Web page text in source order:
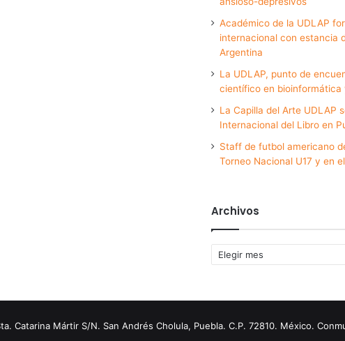
Académico de la UDLAP
internacional con estancia
Argentina
La UDLAP, punto de
científico en bioinformática
La Capilla del Arte UDLAP
Internacional del Libro en
Staff de futbol americano
Torneo Nacional U17 y en
Archivos
Archivos
Catarina Mártir S/N. San Andrés Cholula, Puebla. C.P. 72810. México.